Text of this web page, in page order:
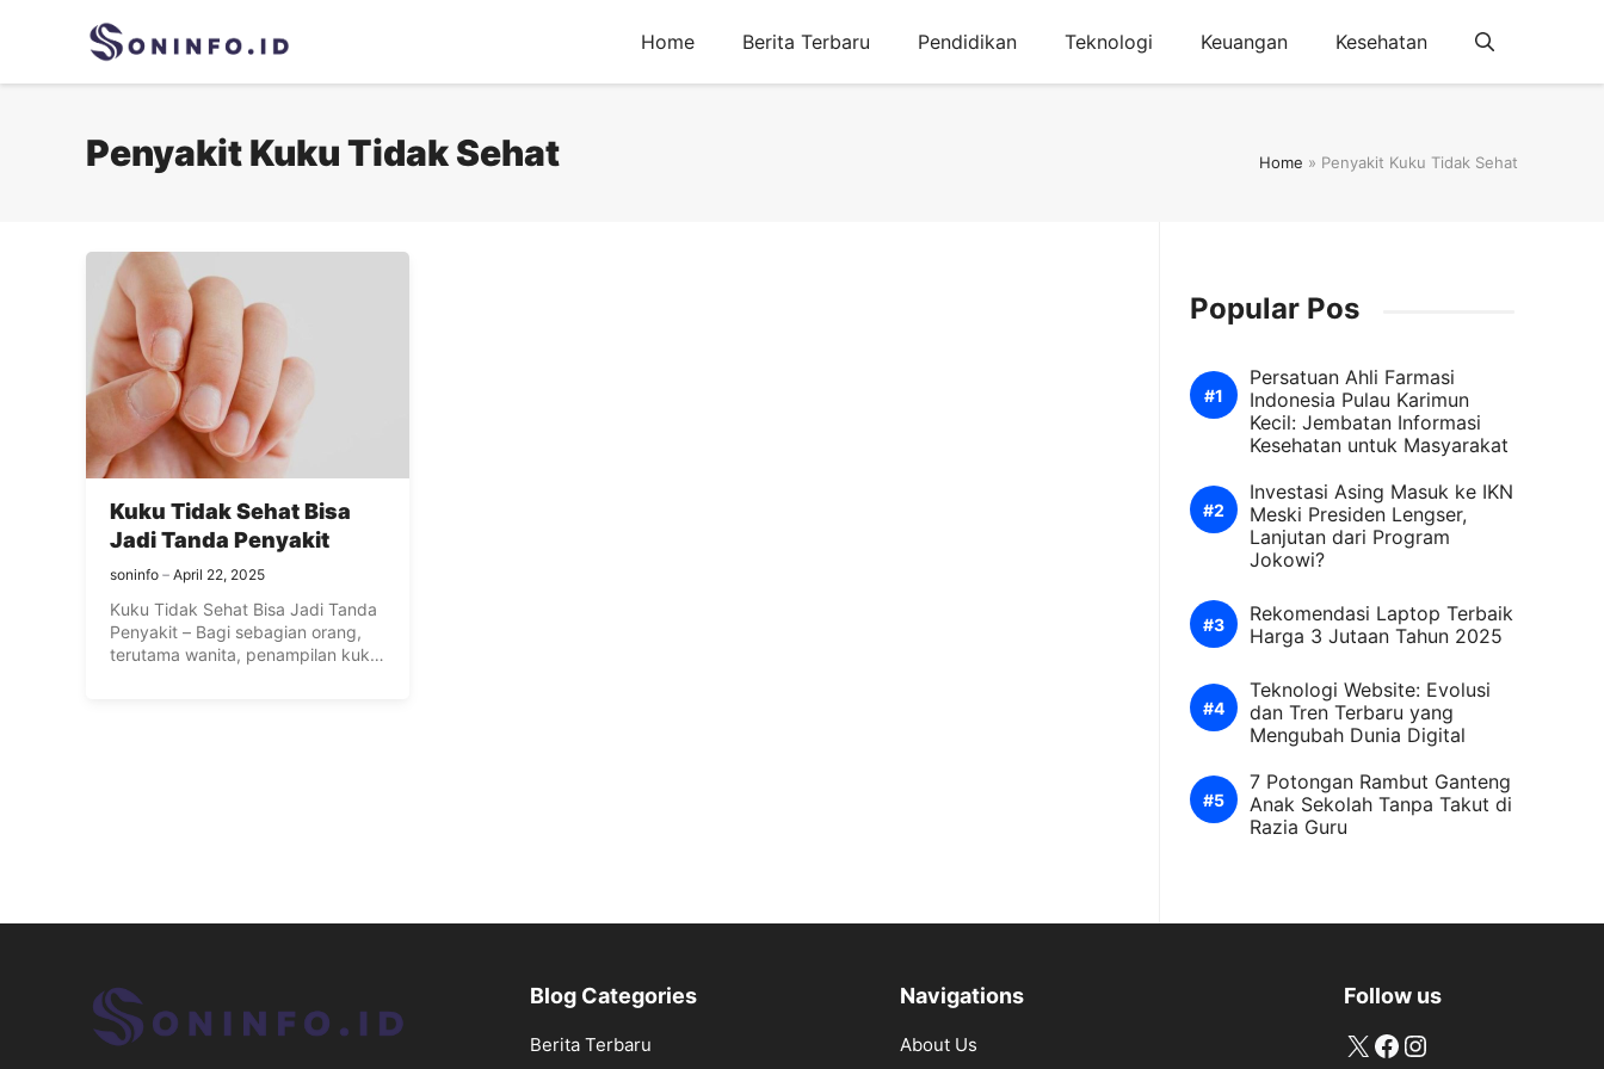
Home Berita Terbaru Pendidikan Teknologi Keuangan Kesehatan
Penyakit Kuku Tidak Sehat Home » Penyakit Kuku Tidak Sehat
Kuku Tidak Sehat Bisa
Jadi Tanda Penyakit
soninfo April 22, 2025
Kuku Tidak Sehat Bisa Jadi Tanda
Penyakit – Bagi sebagian orang,
terutama wanita, penampilan kuku
Popular Pos
Persatuan Ahli Farmasi
Indonesia Pulau Karimun
Kecil: Jembatan Informasi
Kesehatan untuk Masyarakat
Investasi Asing Masuk ke IKN
Meski Presiden Lengser,
Lanjutan dari Program
Jokowi?
Rekomendasi Laptop Terbaik
Harga 3 Jutaan Tahun 2025
Teknologi Website: Evolusi
dan Tren Terbaru yang
Mengubah Dunia Digital
7 Potongan Rambut Ganteng
Anak Sekolah Tanpa Takut di
Razia Guru
Blog Categories
Berita Terbaru
Navigations
About Us
Follow us
X Facebook
Instagram